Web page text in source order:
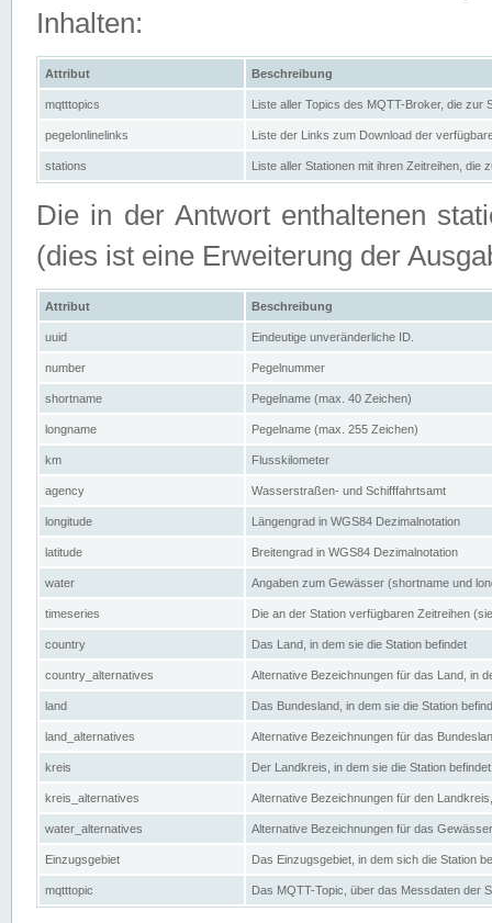
Inhalten:
Attribut Beschreibung
mqtttopics Liste aller Topics des MQTT-Broker, die zur
pegelonlinelinks Liste der Links zum Download der
stations Liste aller Stationen mit ihren Zeitreihen, die
Die in der Antwort enthaltenen
(dies ist eine Erweiterung der
Attribut Beschreibung
uuid Eindeutige unveränderliche ID.
number Pegelnummer
shortname Pegelname (max. 40 Zeichen)
longname Pegelname (max. 255 Zeichen)
km Flusskilometer
agency Wasserstraßen- und Schifffahrtsamt
longitude Längengrad in WGS84 Dezimalnotation
latitude Breitengrad in WGS84 Dezimalnotation
water Angaben zum Gewässer (shortname und
timeseries Die an der Station verfügbaren Zeitreihen
country Das Land, in dem sie die Station befindet
country_alternatives Alternative Bezeichnungen für das Land, in
land Das Bundesland, in dem sie die Station
land_alternatives Alternative Bezeichnungen für das
kreis Der Landkreis, in dem sie die Station befindet
kreis_alternatives Alternative Bezeichnungen für den
water_alternatives Alternative Bezeichnungen für das
Einzugsgebiet Das Einzugsgebiet, in dem sich die Station
mqtttopic Das MQTT-Topic, über das Messdaten der